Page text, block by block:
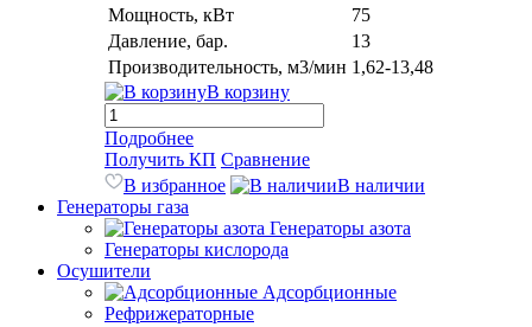
Мощность, кВт
75
Давление, бар.
13
Производительность, м3/мин 1,62-13,48
В корзину
Подробнее
Получить КП Сравнение
В избранное
В наличии
Генераторы газа
Генераторы азота
Генераторы кислорода
Осушители
Адсорбционные
Рефрижераторные